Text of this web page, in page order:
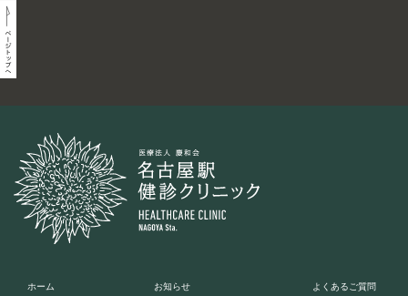
ホーム お知らせ よくあるご質問